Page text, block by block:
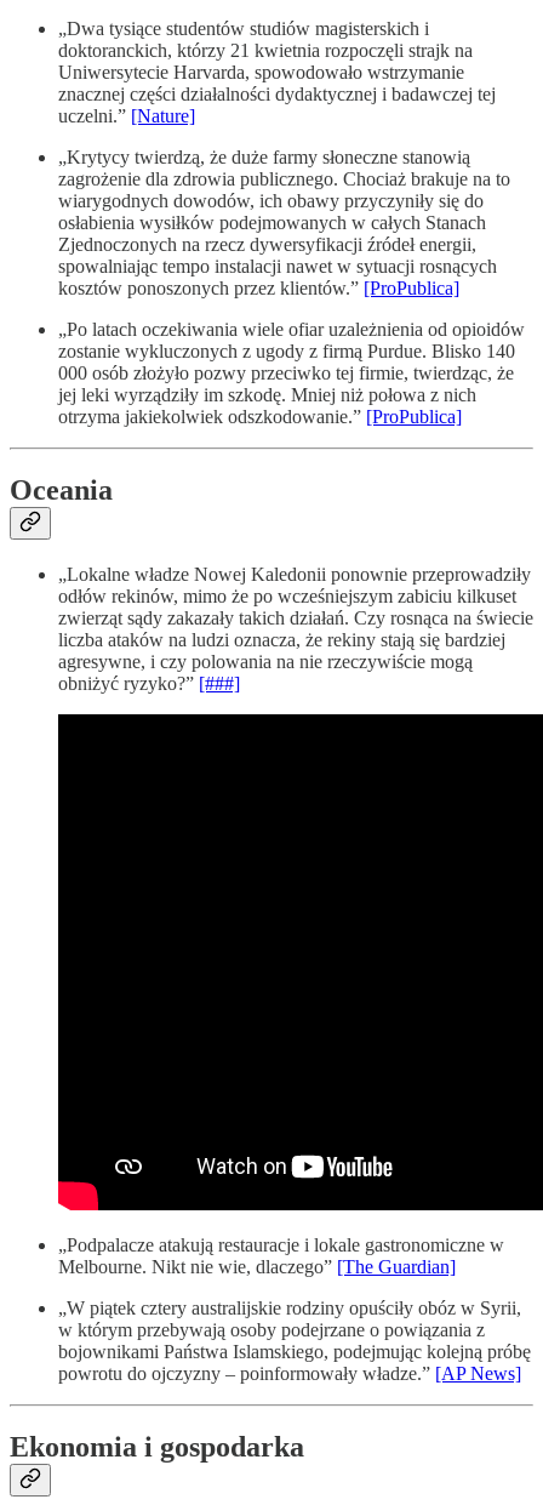
„Dwa tysiące studentów studiów magisterskich i
doktoranckich, którzy 21 kwietnia rozpoczęli strajk na
Uniwersytecie Harvarda, spowodowało wstrzymanie
znacznej części działalności dydaktycznej i badawczej tej
uczelni.” [Nature]
„Krytycy twierdzą, że duże farmy słoneczne stanowią
zagrożenie dla zdrowia publicznego. Chociaż brakuje na to
wiarygodnych dowodów, ich obawy przyczyniły się do
osłabienia wysiłków podejmowanych w całych Stanach
Zjednoczonych na rzecz dywersyfikacji źródeł energii,
spowalniając tempo instalacji nawet w sytuacji rosnących
kosztów ponoszonych przez klientów.” [ProPublica]
„Po latach oczekiwania wiele ofiar uzależnienia od opioidów
zostanie wykluczonych z ugody z firmą Purdue. Blisko 140
000 osób złożyło pozwy przeciwko tej firmie, twierdząc, że
jej leki wyrządziły im szkodę. Mniej niż połowa z nich
otrzyma jakiekolwiek odszkodowanie.” [ProPublica]
Oceania
„Lokalne władze Nowej Kaledonii ponownie przeprowadziły
odłów rekinów, mimo że po wcześniejszym zabiciu kilkuset
zwierząt sądy zakazały takich działań. Czy rosnąca na świecie
liczba ataków na ludzi oznacza, że rekiny stają się bardziej
agresywne, i czy polowania na nie rzeczywiście mogą
obniżyć ryzyko?” [###]
„Podpalacze atakują restauracje i lokale gastronomiczne w
Melbourne. Nikt nie wie, dlaczego” [The Guardian]
„W piątek cztery australijskie rodziny opuściły obóz w Syrii,
w którym przebywają osoby podejrzane o powiązania z
bojownikami Państwa Islamskiego, podejmując kolejną próbę
powrotu do ojczyzny – poinformowały władze.” [AP News]
Ekonomia i gospodarka